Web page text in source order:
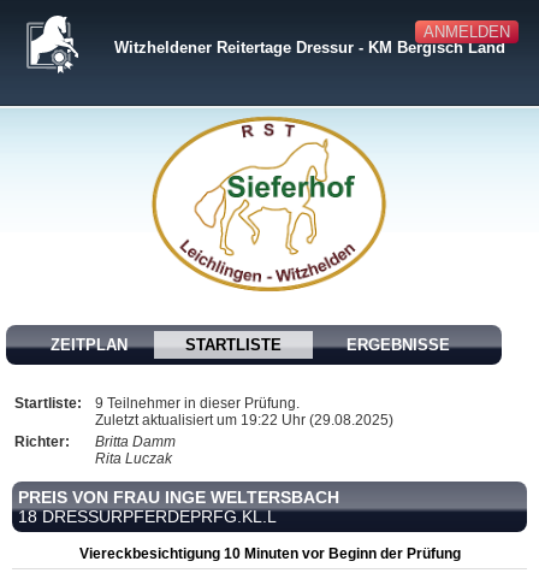
ANMELDEN
Witzheldener Reitertage Dressur - KM Bergisch Land
ZEITPLAN STARTLISTE ERGEBNISSE
Startliste:
9 Teilnehmer in dieser Prüfung.
Zuletzt aktualisiert um 19:22 Uhr (29.08.2025)
Richter:
Britta Damm
Rita Luczak
PREIS VON FRAU INGE WELTERSBACH
18 DRESSURPFERDEPRFG.KL.L
Viereckbesichtigung 10 Minuten vor Beginn der Prüfung